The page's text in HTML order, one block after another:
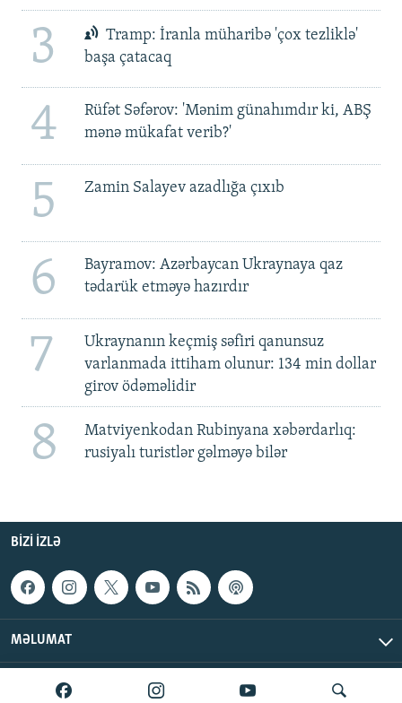
3
Tramp: İranla müharibə 'çox tezliklə'
başa çatacaq
4
Rüfət Səfərov: 'Mənim günahımdır ki, ABŞ
mənə mükafat verib?'
5 Zamin Salayev azadlığa çıxıb
6
Bayramov: Azərbaycan Ukraynaya qaz
tədarük etməyə hazırdır
7
Ukraynanın keçmiş səfiri qanunsuz
varlanmada ittiham olunur: 134 min dollar
girov ödəməlidir
8
Matviyenkodan Rubinyana xəbərdarlıq:
rusiyalı turistlər gəlməyə bilər
BIZI IZLƏ
MƏLUMAT
AzadlıqRadiosu © 2026 Inc. | Bütün hüquqlar qorunur